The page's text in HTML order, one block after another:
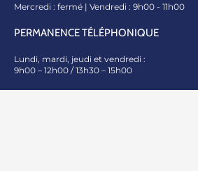
Mercredi : fermé | Vendredi : 9h00 - 11h00
PERMANENCE TÉLÉPHONIQUE
Lundi, mardi, jeudi et vendredi :
9h00 – 12h00 / 13h30 – 15h00